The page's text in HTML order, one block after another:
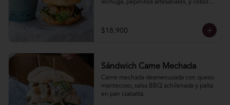
lechuga, pepinillos artesanales, y cebolla
$18.900
Sándwich Carne Mechada
Carne mechada desmenuzada con queso
mantecoso, salsa BBQ achilenada y palta
en pan ciabatta.